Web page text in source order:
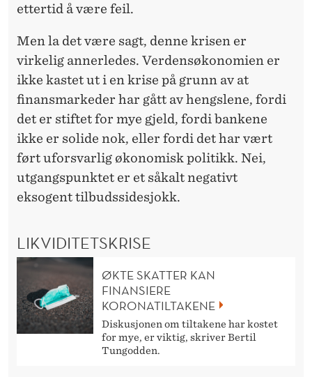
ettertid å være feil.
Men la det være sagt, denne krisen er
virkelig annerledes. Verdensøkonomien er
ikke kastet ut i en krise på grunn av at
finansmarkeder har gått av hengslene, fordi
det er stiftet for mye gjeld, fordi bankene
ikke er solide nok, eller fordi det har vært
ført uforsvarlig økonomisk politikk. Nei,
utgangspunktet er et såkalt negativt
eksogent tilbudssidesjokk.
LIKVIDITETSKRISE
ØKTE SKATTER KAN
FINANSIERE
KORONATILTAKENE
Diskusjonen om tiltakene har kostet
for mye, er viktig, skriver Bertil
Tungodden.